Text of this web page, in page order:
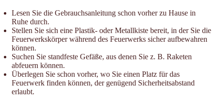
Lesen Sie die Gebrauchsanleitung schon vorher zu Hause in
Ruhe durch.
Stellen Sie sich eine Plastik- oder Metallkiste bereit, in der Sie die
Feuerwerkskörper während des Feuerwerks sicher aufbewahren
können.
Suchen Sie standfeste Gefäße, aus denen Sie z. B. Raketen
abfeuern können.
Überlegen Sie schon vorher, wo Sie einen Platz für das
Feuerwerk finden können, der genügend Sicherheitsabstand
erlaubt.